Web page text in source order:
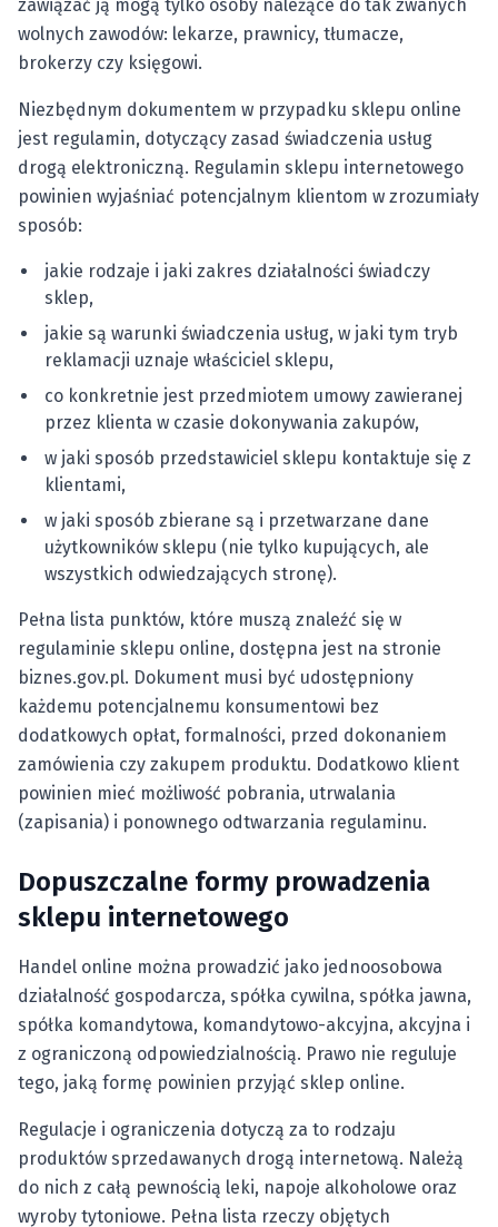
zawiązać ją mogą tylko osoby należące do tak zwanych
wolnych zawodów: lekarze, prawnicy, tłumacze,
brokerzy czy księgowi.
Niezbędnym dokumentem w przypadku sklepu online
jest regulamin, dotyczący zasad świadczenia usług
drogą elektroniczną. Regulamin sklepu internetowego
powinien wyjaśniać potencjalnym klientom w zrozumiały
sposób:
jakie rodzaje i jaki zakres działalności świadczy
sklep,
jakie są warunki świadczenia usług, w jaki tym tryb
reklamacji uznaje właściciel sklepu,
co konkretnie jest przedmiotem umowy zawieranej
przez klienta w czasie dokonywania zakupów,
w jaki sposób przedstawiciel sklepu kontaktuje się z
klientami,
w jaki sposób zbierane są i przetwarzane dane
użytkowników sklepu (nie tylko kupujących, ale
wszystkich odwiedzających stronę).
Pełna lista punktów, które muszą znaleźć się w
regulaminie sklepu online, dostępna jest na stronie
biznes.gov.pl. Dokument musi być udostępniony
każdemu potencjalnemu konsumentowi bez
dodatkowych opłat, formalności, przed dokonaniem
zamówienia czy zakupem produktu. Dodatkowo klient
powinien mieć możliwość pobrania, utrwalania
(zapisania) i ponownego odtwarzania regulaminu.
Dopuszczalne formy prowadzenia
sklepu internetowego
Handel online można prowadzić jako jednoosobowa
działalność gospodarcza, spółka cywilna, spółka jawna,
spółka komandytowa, komandytowo-akcyjna, akcyjna i
z ograniczoną odpowiedzialnością. Prawo nie reguluje
tego, jaką formę powinien przyjąć sklep online.
Regulacje i ograniczenia dotyczą za to rodzaju
produktów sprzedawanych drogą internetową. Należą
do nich z całą pewnością leki, napoje alkoholowe oraz
wyroby tytoniowe. Pełna lista rzeczy objętych